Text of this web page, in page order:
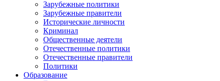
Зарубежные политики
Зарубежные правители
Исторические личности
Криминал
Общественные деятели
Отечественные политики
Отечественные правители
Политики
Образование